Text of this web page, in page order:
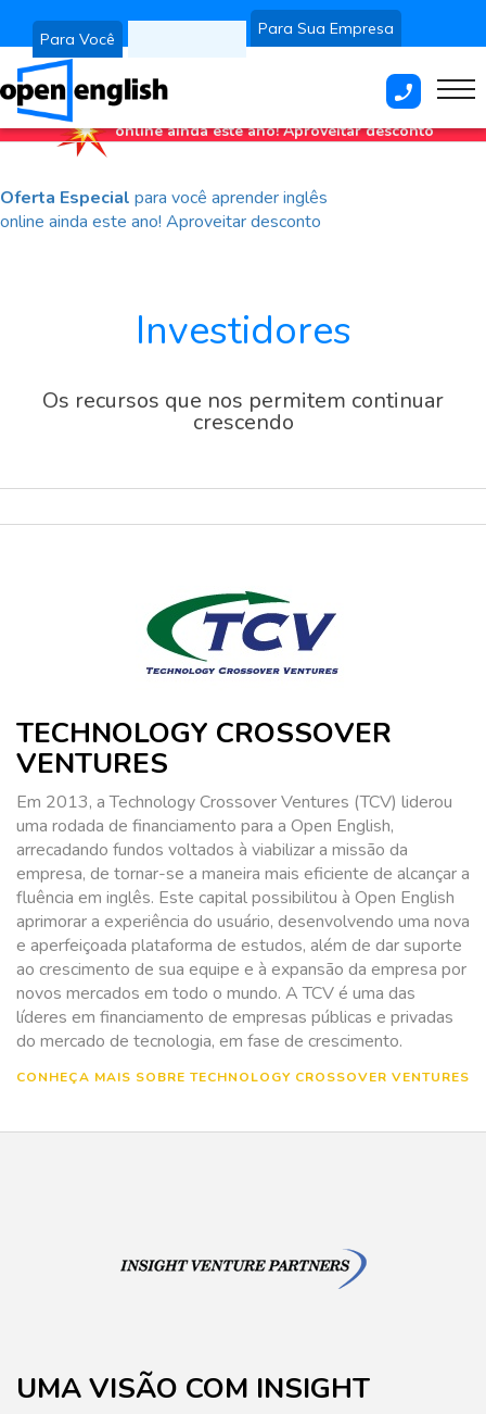
Para Você
Para Sua Empresa
Oferta Especial para você aprender
online ainda este ano!Aproveitar desconto
Oferta Especial para você aprender inglês
online ainda este ano! Aproveitar desconto
Investidores
Os recursos que nos permitem continuar
crescendo
TECHNOLOGY CROSSOVER
VENTURES
Em 2013, a Technology Crossover Ventures (TCV) liderou
uma rodada de financiamento para a Open English,
arrecadando fundos voltados à viabilizar a missão da
empresa, de tornar-se a maneira mais eficiente de alcançar a
fluência em inglês. Este capital possibilitou à Open English
aprimorar a experiência do usuário, desenvolvendo uma nova
e aperfeiçoada plataforma de estudos, além de dar suporte
ao crescimento de sua equipe e à expansão da empresa por
novos mercados em todo o mundo. A TCV é uma das
líderes em financiamento de empresas públicas e privadas
do mercado de tecnologia, em fase de crescimento.
CONHEÇA MAIS SOBRE TECHNOLOGY CROSSOVER VENTURES
UMA VISÃO COM INSIGHT